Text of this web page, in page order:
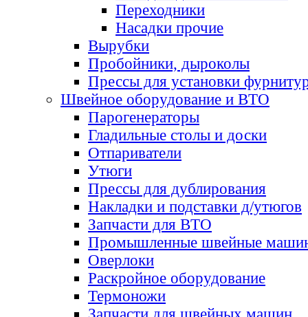
Переходники
Насадки прочие
Вырубки
Пробойники, дыроколы
Прессы для установки
Швейное оборудование и ВТО
Парогенераторы
Гладильные столы и доски
Отпариватели
Утюги
Прессы для дублирования
Накладки и подставки д/утюгов
Запчасти для ВТО
Промышленные швейные
Оверлоки
Раскройное оборудование
Термоножи